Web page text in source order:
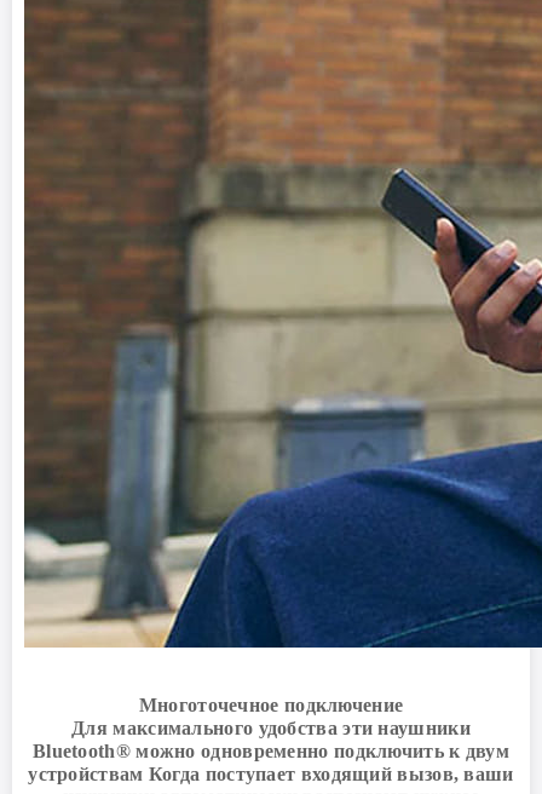
Многоточечное подключение
Для максимального удобства эти наушники
Bluetooth® можно одновременно подключить к двум
устройствам Когда поступает входящий вызов, ваши